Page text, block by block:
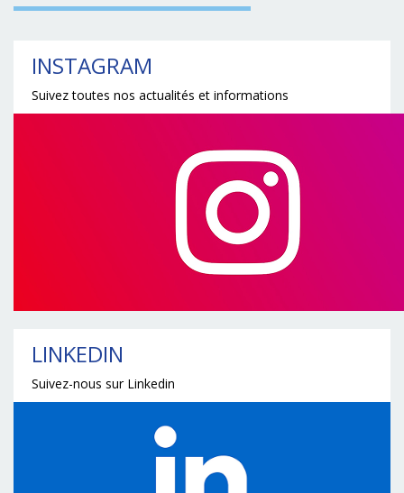
INSTAGRAM
Suivez toutes nos actualités et informations
LINKEDIN
Suivez-nous sur Linkedin